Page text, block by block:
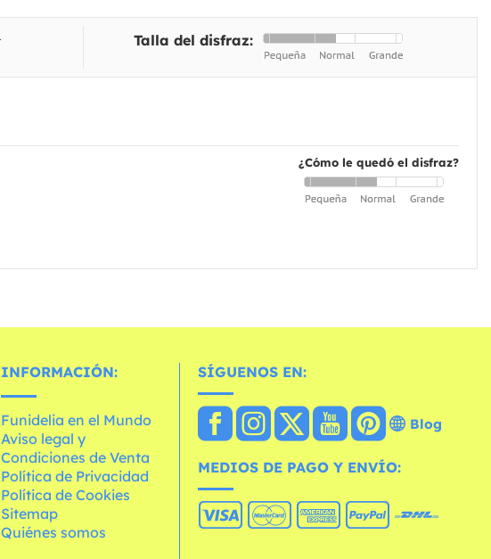
Talla del disfraz:
¿Cómo le quedó el disfraz?
INFORMACIÓN:
Funidelia en el Mundo
Aviso legal y
Condiciones de Venta
Política de Privacidad
Política de Cookies
Sitemap
Quiénes somos
SÍGUENOS EN:
Blog
MEDIOS DE PAGO Y ENVÍO: